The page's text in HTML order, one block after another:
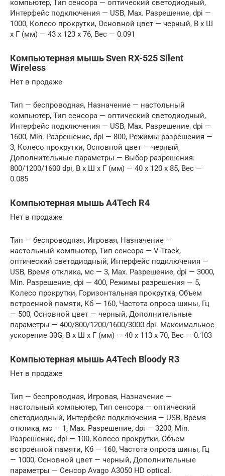
компьютер, Тип сенсора — оптический светодиодный,
Интерфейс подключения — USB, Max. Разрешение, dpi —
1000, Колесо прокрутки, Основной цвет — черный, В x Ш
x Г (мм) — 43 x 123 x 76, Вес — 0.091
Компьютерная мышь Sven RX-525 Silent
Wireless
Нет в продаже
Тип — беспроводная, Назначение — настольный
компьютер, Тип сенсора — оптический светодиодный,
Интерфейс подключения — USB, Max. Разрешение, dpi —
1600, Min. Разрешение, dpi — 800, Режимы разрешения —
3, Колесо прокрутки, Основной цвет — черный,
Дополнительные параметры — Выбор разрешения:
800/1200/1600 dpi, В x Ш x Г (мм) — 40 x 120 x 85, Вес —
0.085
Компьютерная мышь A4Tech R4
Нет в продаже
Тип — беспроводная, Игровая, Назначение —
настольный компьютер, Тип сенсора — V-Track,
оптический светодиодный, Интерфейс подключения —
USB, Время отклика, мс — 3, Max. Разрешение, dpi — 3000,
Min. Разрешение, dpi — 400, Режимы разрешения — 5,
Колесо прокрутки, Горизонтальная прокрутка, Объем
встроенной памяти, Кб — 160, Частота опроса шины, Гц
— 500, Основной цвет — черный, Дополнительные
параметры — 400/800/1200/1600/3000 dpi. Максимальное
ускорение 30G, В x Ш x Г (мм) — 40 x 113 x 70, Вес — 0.103
Компьютерная мышь A4Tech Bloody R3
Нет в продаже
Тип — беспроводная, Игровая, Назначение —
настольный компьютер, Тип сенсора — оптический
светодиодный, Интерфейс подключения — USB, Время
отклика, мс — 1, Max. Разрешение, dpi — 3200, Min.
Разрешение, dpi — 100, Колесо прокрутки, Объем
встроенной памяти, Кб — 160, Частота опроса шины, Гц
— 1000, Основной цвет — черный, Дополнительные
параметры — Сенсор Avago A3050 HD optical.